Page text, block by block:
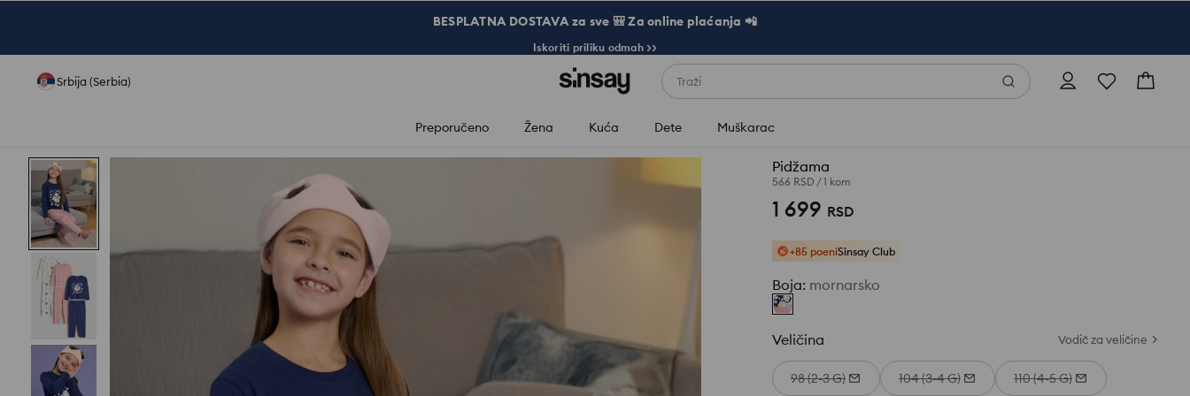
BESPLATNA DOSTAVA za sve 🎒 Za online plaćanja 📲
Iskoriti priliku odmah >>
Srbija (Serbia) Traži
Preporučeno Žena Kuća Dete Muškarac
Pidžama
566 RSD /1 kom
1 699 RSD
+85 poeniSinsay Club
Boja: mornarsko
Veličina Vodič za veličine
98 (2-3 G) 104 (3-4 G) 110 (4-5 G)